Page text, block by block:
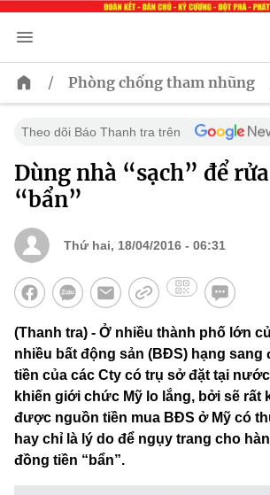
/ Phòng chống tham nhũng
Theo dõi Báo Thanh tra trên
Dùng nhà “sạch” để
“bẩn”
Thứ hai, 18/04/2016 - 06:31
(Thanh tra) - Ở nhiều thành phố lớn
nhiều bất động sản (BĐS) hạng
tiền của các Cty có trụ sở đặt tại
khiến giới chức Mỹ lo lắng, bởi sẽ rất
được nguồn tiền mua BĐS ở Mỹ có
hay chỉ là lý do để ngụy trang cho
đồng tiền “bẩn”.